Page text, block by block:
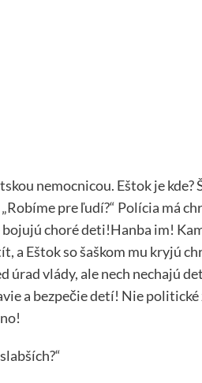
nemocnicou. Eštok je kde?
pre ľudí?“ Polícia má
choré deti!Hanba im!
a Eštok so šaškom mu kryjú
úrad vlády, ale nech nechajú
a bezpečie detí! Nie